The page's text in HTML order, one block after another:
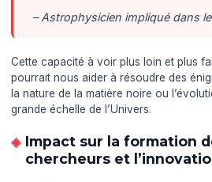
– Astrophysicien impliqué dans
Cette capacité à voir plus loin et plus
pourrait nous aider à résoudre des
la nature de la matière noire ou
grande échelle de l’Univers.
Impact sur la formation
chercheurs et